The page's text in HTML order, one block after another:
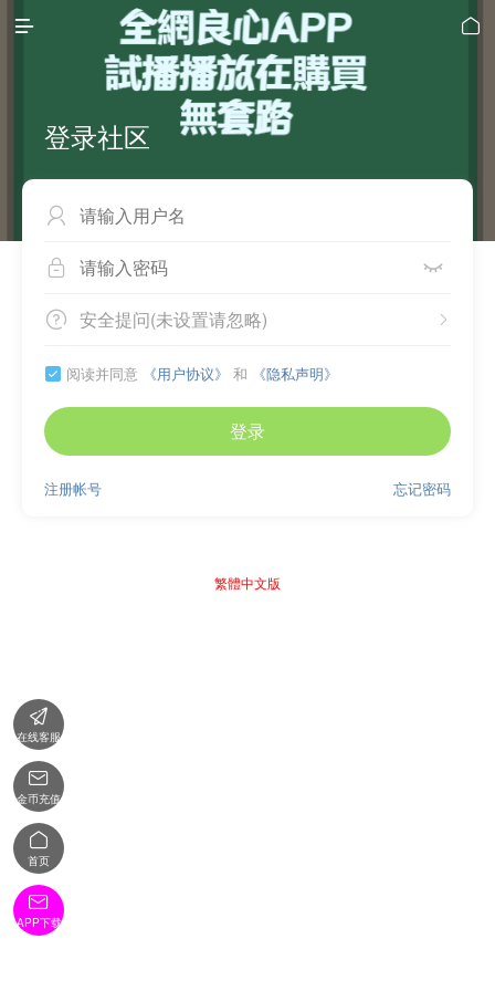
 
登录社区

 
 
安全提问(未设置请忽略)
 阅读并同意 《用户协议》 和 《隐私声明》
登录
忘记密码
注册帐号
繁體中文版

在线客服

金币充值

首页

APP下载